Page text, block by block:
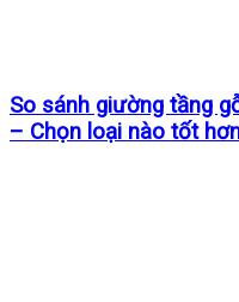
So sánh giường tầng
– Chọn loại nào tốt